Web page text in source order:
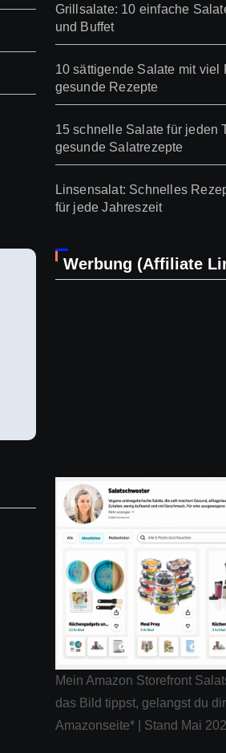
Grillsalate: 10 einfache
und Buffet
10 sättigende Salate mit viel
gesunde Rezepte
15 schnelle Salate für jeden
gesunde Salatrezepte
Linsensalat: Schnelles
für jede Jahreszeit
Werbung (Affiliate
Mein Amazon Storefront
das Bild tippst, gelangst du
Amazonseite* | Stand Mai